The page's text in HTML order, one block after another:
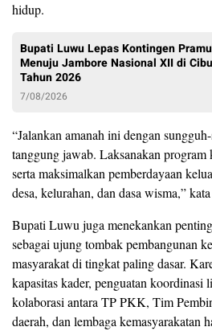
hidup.
Bupati Luwu Lepas Kontingen
Menuju Jambore Nasional XII di
Tahun 2026
7/08/2026
“Jalankan amanah ini dengan
tanggung jawab. Laksanakan program
serta maksimalkan pemberdayaan
desa, kelurahan, dan dasa wisma,”
Bupati Luwu juga menekankan
sebagai ujung tombak pembangunan
masyarakat di tingkat paling dasar.
kapasitas kader, penguatan koordinasi
kolaborasi antara TP PKK, Tim
daerah, dan lembaga kemasyarakatan